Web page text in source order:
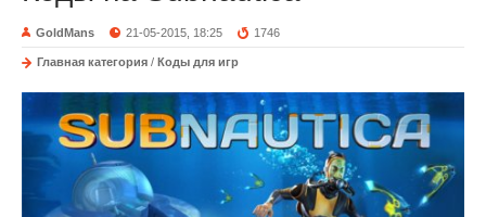
GoldMans 21-05-2015, 18:25 1746
Главная категория / Коды для игр